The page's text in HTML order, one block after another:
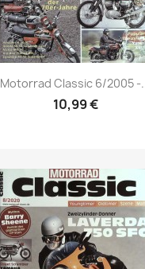
Vorschau
Motorrad Classic 6/2005 -
10,99 €